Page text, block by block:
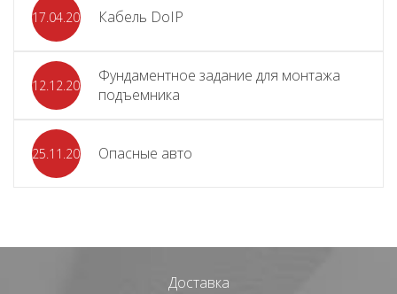
17.04.2024 Кабель DoIP
12.12.2023
Фундаментное задание для монтажа
подъемника
25.11.2023 Опасные авто
Доставка